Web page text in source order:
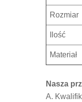
Rozmiar
Ilość
Materiał
Nasza
A.